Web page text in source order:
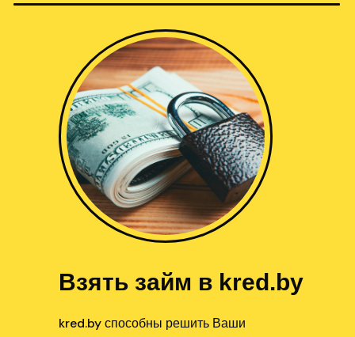
kred.by способны решить Ваши
Взять займ в kred.by